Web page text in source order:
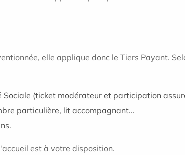
elle applique donc le Tiers Payant.
(ticket modérateur et participation
particulière, lit accompagnant...
est à votre disposition.